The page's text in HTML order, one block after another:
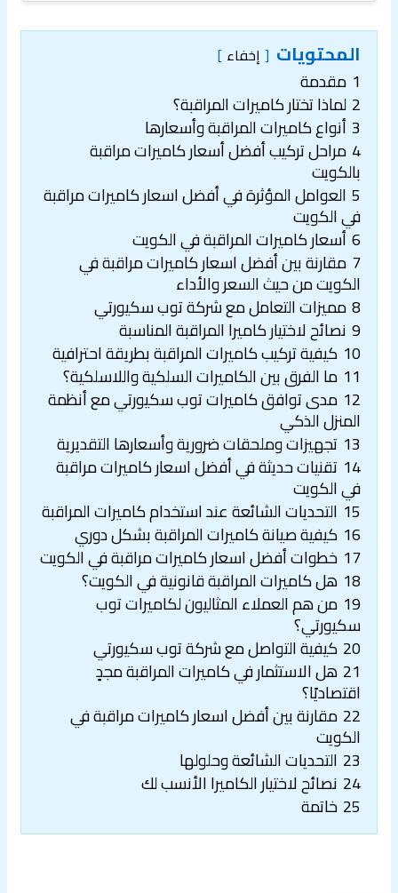
المحتويات إخفاء
1 مقدمة
2 لماذا تختار كاميرات المراقبة؟
3أنواع كاميرات المراقبة وأسعارها
4 مراحل تركيب أفضل أسعار كاميرات مراقبة
بالكويت
5 العوامل المؤثرة في أفضل اسعار كاميرات مراقبة
في الكويت
6أسعار كاميرات المراقبة في الكويت
7 مقارنة بين أفضل اسعار كاميرات مراقبة في
الكويت من حيث السعر والأداء
8مميزات التعامل مع شركة توب سكيورتي
9 نصائح لاختيار كاميرا المراقبة المناسبة
10 كيفية تركيب كاميرات المراقبة بطريقة احترافية
11 ما الفرق بين الكاميرات السلكية واللاسلكية؟
12 مدى توافق كاميرات توب سكيورتي مع أنظمة
المنزل الذكي
13 تجهيزات وملحقات ضرورية وأسعارها التقديرية
14 تقنيات حديثة في أفضل اسعار كاميرات مراقبة
في الكويت
15 التحديات الشائعة عند استخدام كاميرات المراقبة
16 كيفية صيانة كاميرات المراقبة بشكل دوري
17 خطوات أفضل اسعار كاميرات مراقبة في الكويت
18 هل كاميرات المراقبة قانونية في الكويت؟
19 من هم العملاء المثاليون لكاميرات توب
سكيورتي؟
20 كيفية التواصل مع شركة توب سكيورتي
21 هل الاستثمار في كاميرات المراقبة مجدٍ
اقتصاديًا؟
22 مقارنة بين أفضل اسعار كاميرات مراقبة في
الكويت
23 التحديات الشائعة وحلولها
24 نصائح لاختيار الكاميرا الأنسب لك
25 خاتمة